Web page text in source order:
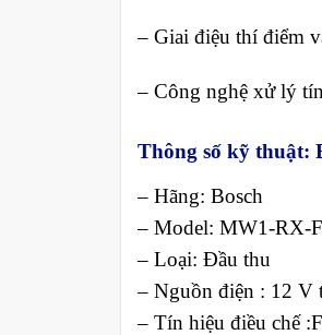
– Giai điệu thí điểm
– Công nghệ xử lý
Thông số kỹ thuật:
– Hãng: Bosch
– Model: MW1-RX-
– Loại: Đầu thu
– Nguồn điện : 12 V
– Tín hiệu điều chế